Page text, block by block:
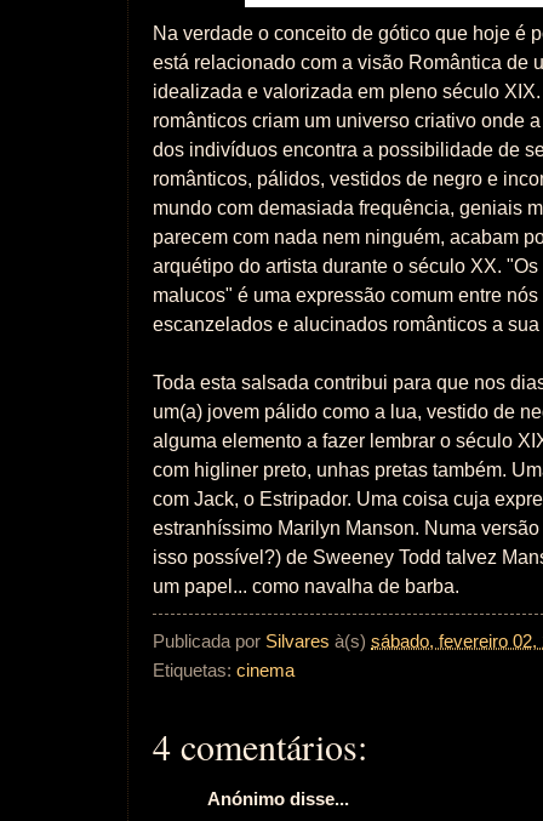
Na verdade o conceito de gótico que hoje é
está relacionado com a visão Romântica de
idealizada e valorizada em pleno século
românticos criam um universo criativo onde
dos indivíduos encontra a possibilidade de
românticos, pálidos, vestidos de negro e
mundo com demasiada frequência, geniais
parecem com nada nem ninguém, acabam
arquétipo do artista durante o século XX.
malucos" é uma expressão comum entre
escanzelados e alucinados românticos a
Toda esta salsada contribui para que nos
um(a) jovem pálido como a lua, vestido de
alguma elemento a fazer lembrar o século
com higliner preto, unhas pretas também.
com Jack, o Estripador. Uma coisa cuja
estranhíssimo Marilyn Manson. Numa
isso possível?) de Sweeney Todd talvez
um papel... como navalha de barba.
Publicada por Silvares à(s) sábado, fevereiro 02,
Etiquetas: cinema
4 comentários:
Anónimo disse...